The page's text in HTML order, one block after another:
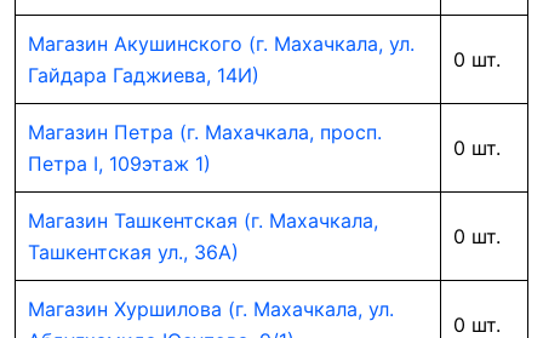
Магазин Акушинского (г. Махачкала, ул.
Гайдара Гаджиева, 14И)
0 шт.
Магазин Петра (г. Махачкала, просп.
Петра I, 109этаж 1)
0 шт.
Магазин Ташкентская (г. Махачкала,
Ташкентская ул., 36А)
0 шт.
Магазин Хуршилова (г. Махачкала, ул.
0 шт.